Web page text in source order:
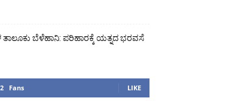
ಬೆಳೆಹಾನಿ: ಪರಿಹಾರಕ್ಕೆ ಯತ್ನದ ಭರವಸೆ
Fans LIKE